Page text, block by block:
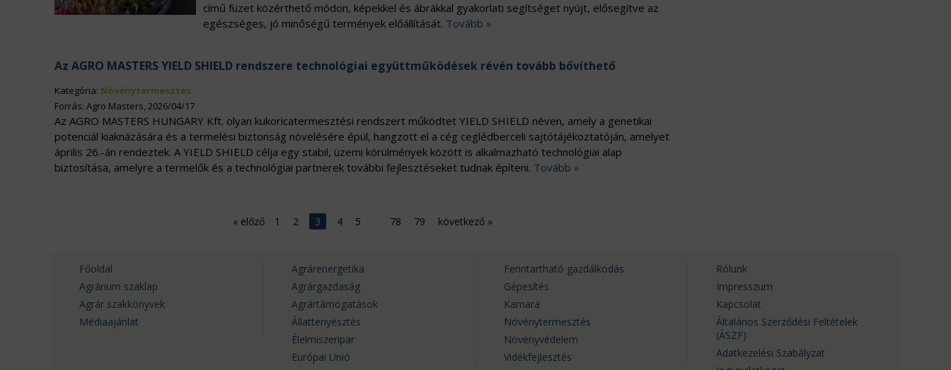
című füzet közérthető módon, képekkel és ábrákkal gyakorlati segítséget nyújt, elősegítve az
egészséges, jó minőségű termények előállítását. Tovább »
Az AGRO MASTERS YIELD SHIELD rendszere technológiai együttműködések révén tovább bővíthető
Kategória: Növénytermesztés
Forrás: Agro Masters, 2026/04/17
Az AGRO MASTERS HUNGARY Kft. olyan kukoricatermesztési rendszert működtet YIELD SHIELD néven, amely a genetikai
potenciál kiaknázására és a termelési biztonság növelésére épül, hangzott el a cég ceglédberceli sajtótájékoztatóján, amelyet
április 26.-án rendeztek. A YIELD SHIELD célja egy stabil, üzemi körülmények között is alkalmazható technológiai alap
biztosítása, amelyre a termelők és a technológiai partnerek további fejlesztéseket tudnak építeni. Tovább »
« előző 1 2 3 4 5 78 79 következő »
Főoldal
Agrárium szaklap
Agrár szakkönyvek
Médiaajánlat
Agrárenergetika
Agrárgazdaság
Agrártámogatások
Állattenyésztés
Élelmiszeripar
Európai Unió
Fenntartható gazdálkodás
Gépesítés
Kamara
Növénytermesztés
Növényvédelem
Vidékfejlesztés
Rólunk
Impresszum
Kapcsolat
Általános Szerződési Feltételek
(ÁSZF)
Adatkezelési Szabályzat